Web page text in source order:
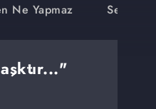
Ne Yapmaz
Seven